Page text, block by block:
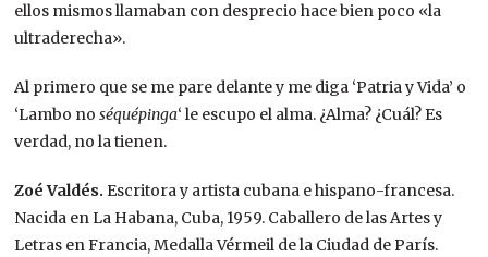
ellos mismos llamaban con desprecio hace bien poco «la
ultraderecha».
Al primero que se me pare delante y me diga ‘Patria y Vida’ o
‘Lambo noséquépinga‘ le escupo el alma. ¿Alma? ¿Cuál? Es
verdad, no la tienen.
Zoé Valdés. Escritora y artista cubana e hispano-francesa.
Nacida en La Habana, Cuba, 1959. Caballero de las Artes y
Letras en Francia, Medalla Vérmeil de la Ciudad de París.